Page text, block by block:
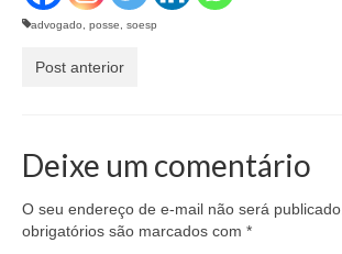
advogado posse soesp
Post anterior
Deixe um comentário
O seu endereço de e-mail não será publicado.
obrigatórios são marcados com *